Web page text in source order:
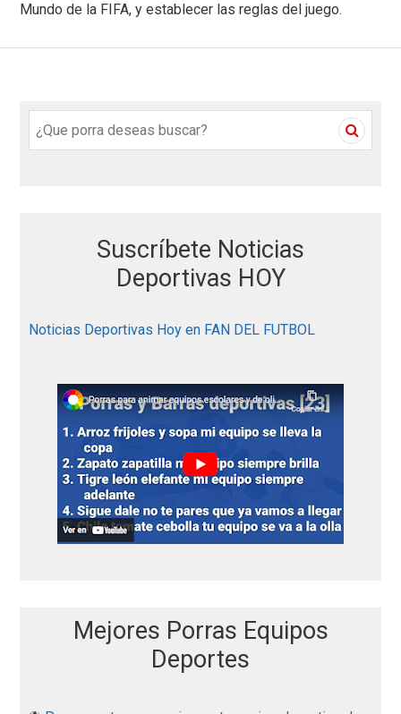
Mundo de la FIFA, y establecer las reglas del juego.
e
Suscríbete Noticias
Deportivas HOY
Noticias Deportivas Hoy en FAN DEL FUTBOL
Mejores Porras Equipos
Deportes